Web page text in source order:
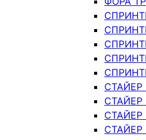
СТАЙЕР
СТАЙЕР
СТАЙЕР
СТАЙЕР